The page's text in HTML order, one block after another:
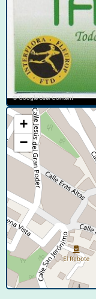
© Google User Content
+
−